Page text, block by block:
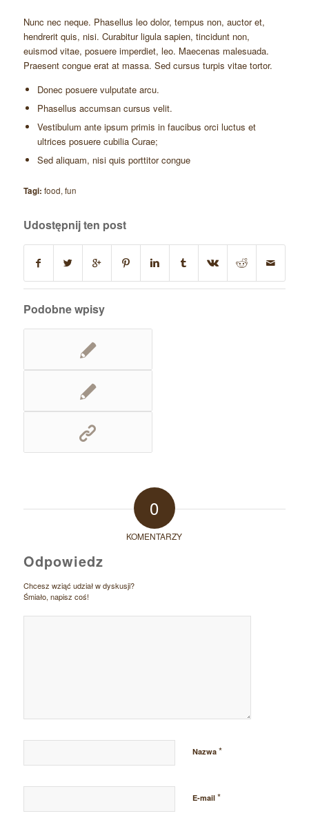
Nunc nec neque. Phasellus leo dolor, tempus non, auctor et,
hendrerit quis, nisi. Curabitur ligula sapien, tincidunt non,
euismod vitae, posuere imperdiet, leo. Maecenas malesuada.
Praesent congue erat at massa. Sed cursus turpis vitae tortor.
Donec posuere vulputate arcu.
Phasellus accumsan cursus velit.
Vestibulum ante ipsum primis in faucibus orci luctus et
ultrices posuere cubilia Curae;
Sed aliquam, nisi quis porttitor congue
Tagi: food, fun
Udostępnij ten post
Podobne wpisy
0
KOMENTARZY
Odpowiedz
Chcesz wziąć udział w dyskusji?
Śmiało, napisz coś!
Nazwa *
E-mail *